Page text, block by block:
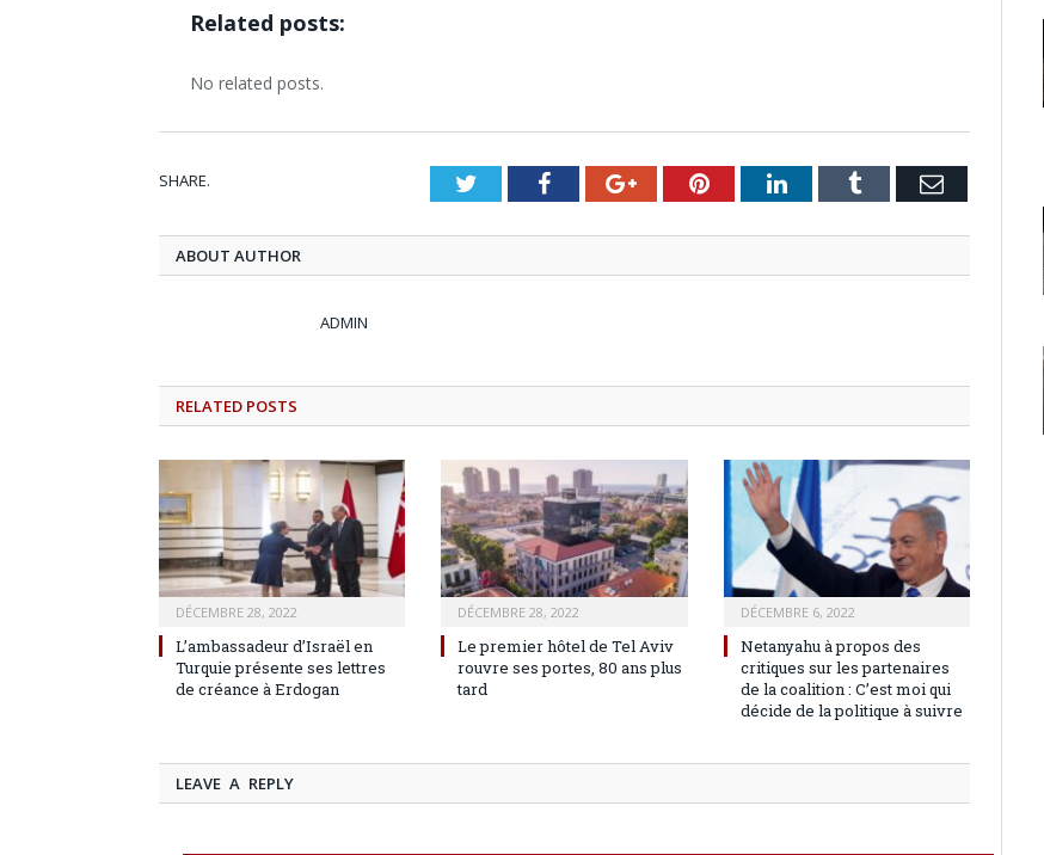
Related posts:
No related posts.
SHARE. TwitterFacebookGoogle+PinterestLinkedInTumblr Email
ABOUT AUTHOR
ADMIN
RELATED POSTS
DÉCEMBRE 28, 2022
L’ambassadeur d’Israël en
Turquie présente ses lettres
de créance à Erdogan
DÉCEMBRE 28, 2022
Le premier hôtel de Tel Aviv
rouvre ses portes, 80 ans plus
tard
DÉCEMBRE 6, 2022
Netanyahu à propos des
critiques sur les partenaires
de la coalition : C’est moi qui
décide de la politique à suivre
LEAVE A REPLY